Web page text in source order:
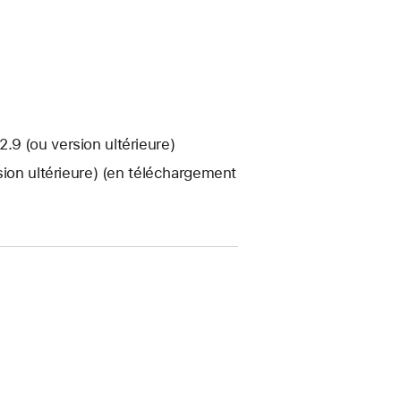
(ou version ultérieure)
ultérieure) (en téléchargement